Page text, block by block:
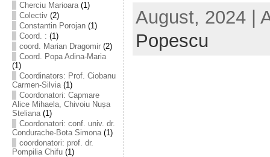
Cherciu Marioara(1)
Colectiv(2)
Constantin Porojan(1)
Coord. : (1)
coord. Marian Dragomir(2)
Coord. Popa Adina-Maria
(1)
Coordinators: Prof. Ciobanu
Carmen-Silvia(1)
Coordonatori: Capmare
Alice Mihaela, Chivoiu Nușa
Steliana(1)
Coordonatori: conf. univ. dr.
Condurache-Bota Simona(1)
coordonatori: prof. dr.
Pompilia Chifu(1)
August, 2024 |
Popescu